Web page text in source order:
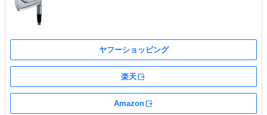
ヤフーショッピング
楽天
Amazon